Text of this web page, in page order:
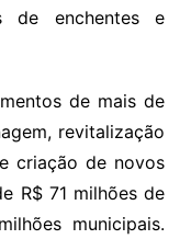
de enchentes e
de mais de
revitalização
criação de novos
R$ 71 milhões de
municipais.